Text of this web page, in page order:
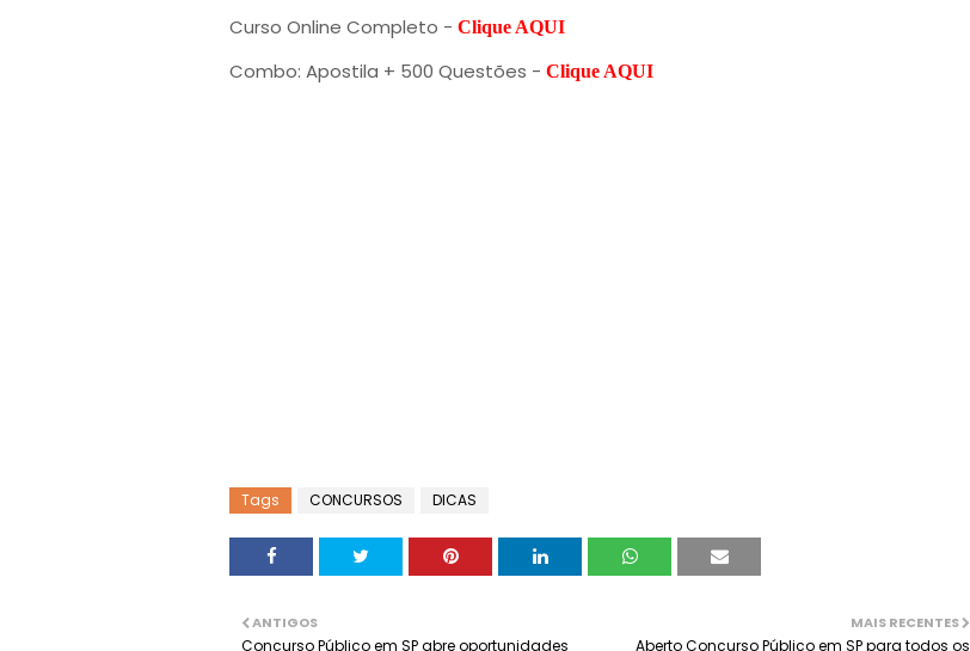
Curso Online Completo - Clique AQUI
Combo: Apostila + 500 Questões - Clique AQUI
Tags CONCURSOS DICAS
MAIS RECENTES
Aberto Concurso Público em SP para todos os
ANTIGOS
Concurso Público em SP abre oportunidades